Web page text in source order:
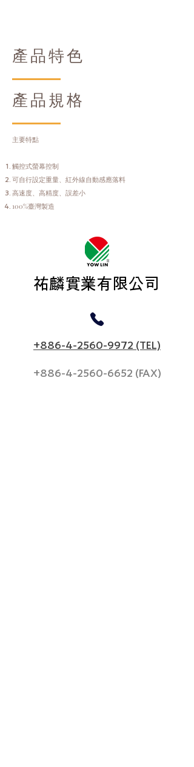
產品特色
產品規格
主要特點
觸控式螢幕控制
可自行設定重量、紅外線自動感應落料
高速度、高精度、誤差小
100%臺灣製造
​祐麟實業有限公司
+886-4-2560-9972 (TEL)
+886-4-2560-6652 (FAX)